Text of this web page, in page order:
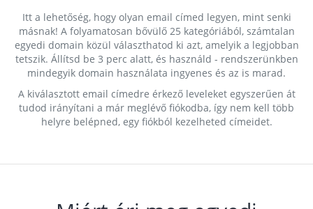
Itt a lehetőség, hogy olyan email címed legyen, mint senki
másnak! A folyamatosan bővülő 25 kategóriából, számtalan
egyedi domain közül választhatod ki azt, amelyik a legjobban
tetszik. Állítsd be 3 perc alatt, és használd - rendszerünkben
mindegyik domain használata ingyenes és az is marad.
A kiválasztott email címedre érkező leveleket egyszerűen át
tudod irányítani a már meglévő fiókodba, így nem kell több
helyre belépned, egy fiókból kezelheted címeidet.